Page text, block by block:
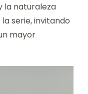
la naturaleza
serie, invitando
mayor